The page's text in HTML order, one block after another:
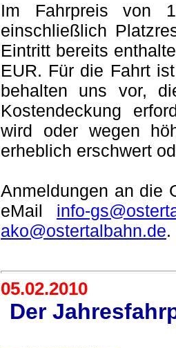
Im Fahrpreis von
einschließlich
Eintritt bereits
EUR. Für die Fahrt
behalten uns vor,
Kostendeckung
wird oder wegen
erheblich erschwert
Anmeldungen an die
eMail info-
ako@ostertalbahn.de.
05.02.2010
Der